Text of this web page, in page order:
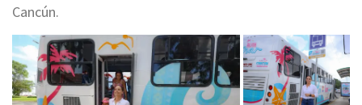
Cancún.